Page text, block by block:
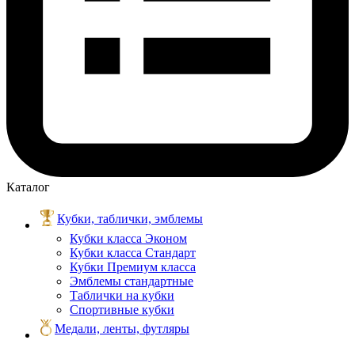
Каталог
Кубки, таблички, эмблемы
Кубки класса Эконом
Кубки класса Стандарт
Кубки Премиум класса
Эмблемы стандартные
Таблички на кубки
Спортивные кубки
Медали, ленты, футляры